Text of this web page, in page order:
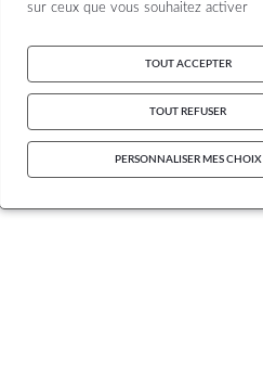
sur ceux que vous souhaitez activer
TOUT ACCEPTER
TOUT REFUSER
PERSONNALISER MES CHOIX